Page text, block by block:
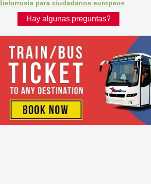
para ciudadanos europeos
Hay algunas preguntas?